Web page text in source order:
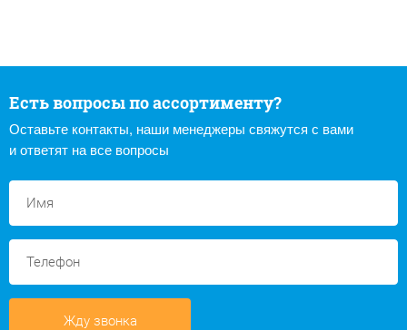
Есть вопросы по ассортименту?
Оставьте контакты, наши менеджеры свяжутся с вами
и ответят на все вопросы
Жду звонка